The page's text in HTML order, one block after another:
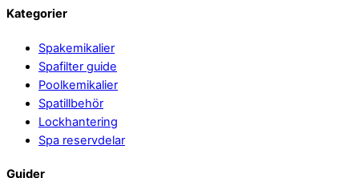
Kategorier
Spakemikalier
Spafilter guide
Poolkemikalier
Spatillbehör
Lockhantering
Spa reservdelar
Guider